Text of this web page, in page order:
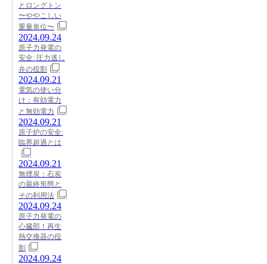
とロングトン
〜ややこしい
重量単位〜
2024.09.24
原子力発電の
安全: 圧力逃し
弁の役割
2024.09.21
電気の使い分
け：有効電力
と無効電力
2024.09.21
原子炉の安全:
臨界超過とは
2024.09.21
無煙炭：石炭
の最終形態と
その利用法
2024.09.24
原子力発電の
心臓部！再生
熱交換器の役
割
2024.09.24